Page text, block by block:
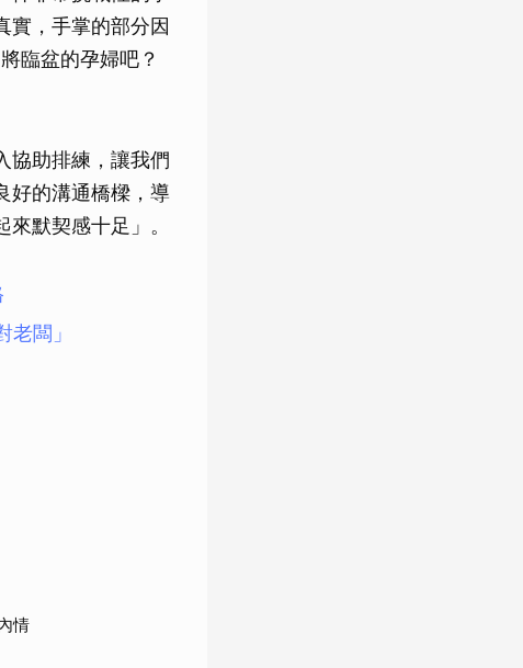
實，手掌的部分因
臨盆的孕婦吧？
協助排練，讓我們
好的溝通橋樑，導
默契感十足」。
闆」
情